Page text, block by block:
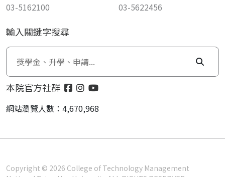
03-5162100 03-5622456
輸入關鍵字搜尋
本院官方社群
網站瀏覽人數：4,670,968
Copyright © 2026 College of Technology Management